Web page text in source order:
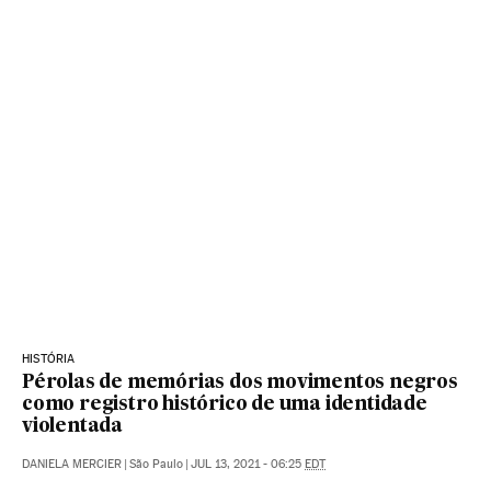
HISTÓRIA
Pérolas de memórias dos movimentos negros
como registro histórico de uma identidade
violentada
DANIELA MERCIER São Paulo JUL 13, 2021 - 06:25 EDT